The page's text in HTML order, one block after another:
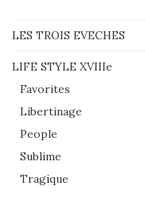
LES TROIS EVECHES
LIFE STYLE XVIIIe
Favorites
Libertinage
People
Sublime
Tragique